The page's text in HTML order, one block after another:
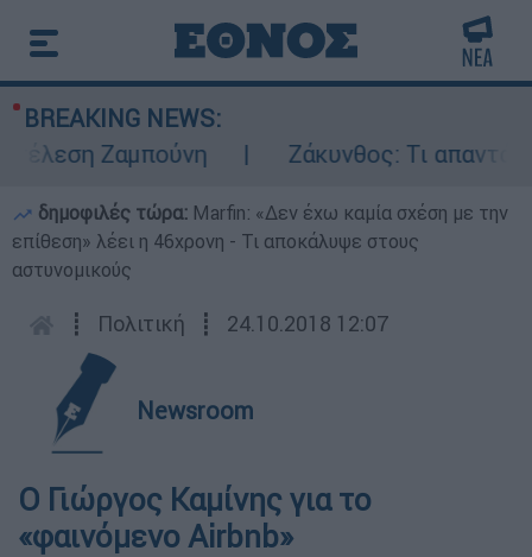
BREAKING NEWS:
Ζαμπούνη
Ζάκυνθος: Τι απαντά η
δημοφιλές τώρα: Marfin: «Δεν έχω καμία σχέση με την
επίθεση» λέει η 46χρονη - Τι αποκάλυψε στους
αστυνομικούς
┋ Πολιτική ┋ 24.10.2018 12:07
Newsroom
Ο Γιώργος Καμίνης για το
«φαινόμενο Airbnb»